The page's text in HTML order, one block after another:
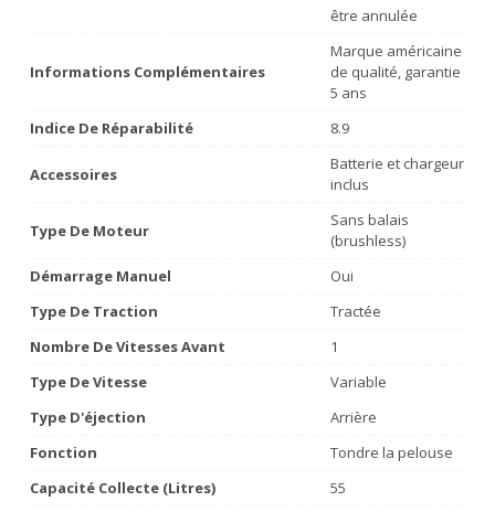
être annulée
Informations Complémentaires
Marque américaine
de qualité, garantie
5 ans
Indice De Réparabilité
8.9
Accessoires
Batterie et chargeur
inclus
Type De Moteur
Sans balais
(brushless)
Démarrage Manuel
Oui
Type De Traction
Tractée
Nombre De Vitesses Avant
1
Type De Vitesse
Variable
Type D'éjection
Arrière
Fonction
Tondre la pelouse
Capacité Collecte (litres)
55